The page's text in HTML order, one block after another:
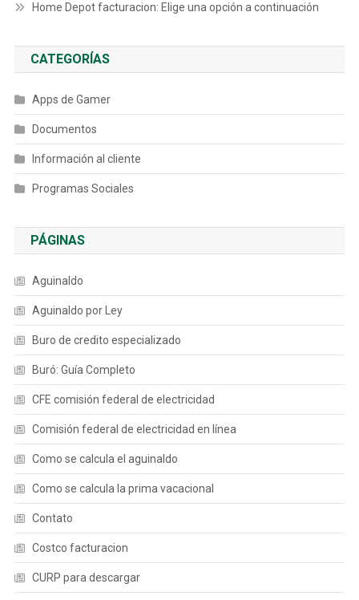
Home Depot facturacion: Elige una opción a continuación
CATEGORÍAS
Apps de Gamer
Documentos
Información al cliente
Programas Sociales
PÁGINAS
Aguinaldo
Aguinaldo por Ley
Buro de credito especializado
Buró: Guía Completo
CFE comisión federal de electricidad
Comisión federal de electricidad en línea
Como se calcula el aguinaldo
Como se calcula la prima vacacional
Contato
Costco facturacion
CURP para descargar